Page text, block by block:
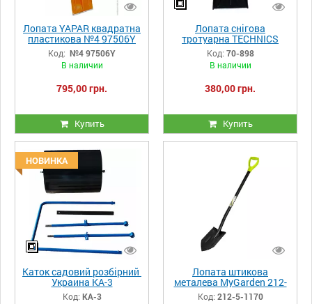
Лопата YAPAR квадратна
пластикова №4 97506Y
Код: №4 97506Y
В наличии
795,00 грн.
Купить
Лопата снігова
тротуарна TECHNICS
Код: 70-898
В наличии
380,00 грн.
Купить
НОВИНКА
Каток садовий розбірний
Украина КА-3
Код: КА-3
Лопата штикова
металева MyGarden 212-
5-1170
Код: 212-5-1170